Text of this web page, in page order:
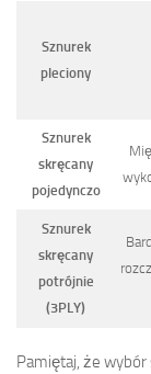
Sznurek
pleciony
Sznurek
skręcany
pojedynczo
Sznurek
skręcany
potrójnie
(3PLY)
Pamiętaj, że